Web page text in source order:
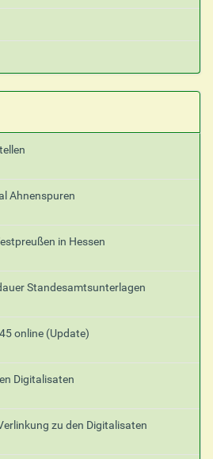
Ahnenspuren
in Hessen
Standesamtsunterlagen
online (Update)
Digitalisaten
zu den Digitalisaten